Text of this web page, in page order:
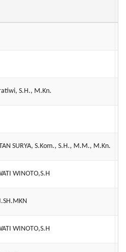
S.H., M.Kn.
SURYA, S.Kom., S.H., M.M., M.Kn.
WINOTO,S.H
WINOTO,S.H